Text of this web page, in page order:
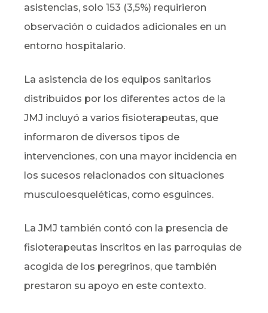
asistencias, solo 153 (3,5%) requirieron
observación o cuidados adicionales en un
entorno hospitalario.
La asistencia de los equipos sanitarios
distribuidos por los diferentes actos de la
JMJ incluyó a varios fisioterapeutas, que
informaron de diversos tipos de
intervenciones, con una mayor incidencia en
los sucesos relacionados con situaciones
musculoesqueléticas, como esguinces.
La JMJ también contó con la presencia de
fisioterapeutas inscritos en las parroquias de
acogida de los peregrinos, que también
prestaron su apoyo en este contexto.